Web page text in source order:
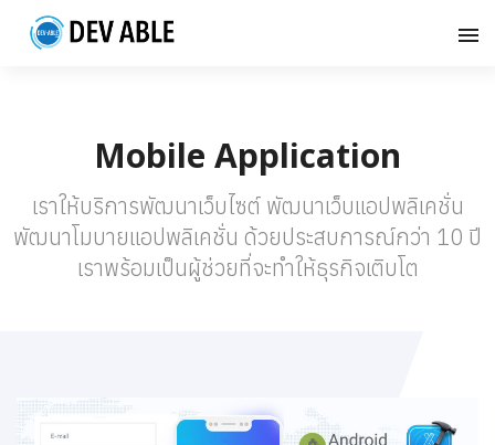
Mobile Application
เราให้บริการพัฒนาเว็บไซต์ พัฒนาเว็บแอปพลิเคชั่น
พัฒนาโมบายแอปพลิเคชั่น ด้วยประสบการณ์กว่า 10 ปี
เราพร้อมเป็นผู้ช่วยที่จะทำให้ธุรกิจเติบโต